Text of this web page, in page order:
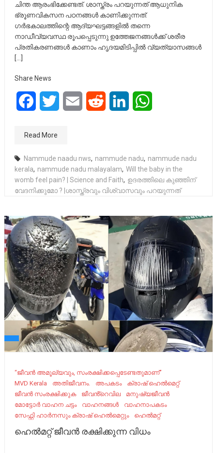
ചിന്ത ആരംഭിക്കേണ്ടത്. ശാസ്ത്രം പറയുന്നത് ആധുനിക
ഭ്രൂണവികസന പഠനങ്ങൾ കാണിക്കുന്നത്:
ഗർഭകാലത്തിന്റെ ആദ്യഘട്ടങ്ങളിൽ തന്നെ
നാഡീവ്യവസ്ഥ രൂപപ്പെടുന്നു ഉത്തേജനങ്ങൾക്ക് ശരീര
പ്രതികരണങ്ങൾ കാണാം ഹൃദയമിടിപ്പിൽ വ്യത്യാസങ്ങൾ
[…]
Share News
FacebookTwitter Email Reddit LinkedIn
Read More
Nammude naadu nws, nammude nadu, nammude nadu
kerala, nammude nadu malayalam, Will the baby in the
womb feel pain? | Science and Faith, ഉദരത്തിലെ കുഞ്ഞിന്
വേദനിക്കുമോ ? |ശാസ്ത്രവും വിശ്വാസവും പറയുന്നത്
“ജീവന്‍ അമൂല്യവും, സംരക്ഷിക്കപ്പെടേണ്ടതുമാണ്”
MVD Kerala
അതിജീവനം. അപകടം
ക്രാഷ് ഹെൽമെറ്റ്
ജീവൻ സംരക്ഷിക്കുക
ജീവൻ്റെവില
മനുഷ്യജീവൻ
മോട്ടോർ വാഹന ചട്ടം
വാഹനങ്ങള്‍
വാഹനാപകടം
സേഫ്റ്റി ഹാർനസും ക്രാഷ് ഹെൽമെറ്റും
ഹെൽമറ്റ്
ഹെൽമറ്റ് ജീവൻ രക്ഷിക്കുന്ന വിധം